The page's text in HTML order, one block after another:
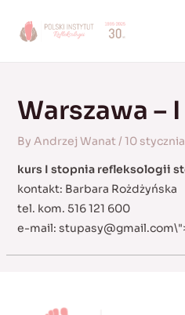
Warszawa –
By Andrzej Wanat/10
kurs I stopnia refleksologii
kontakt: Barbara Rożdżyńska
tel. kom. 516 121 600
e-mail: stupasy@gmail.com